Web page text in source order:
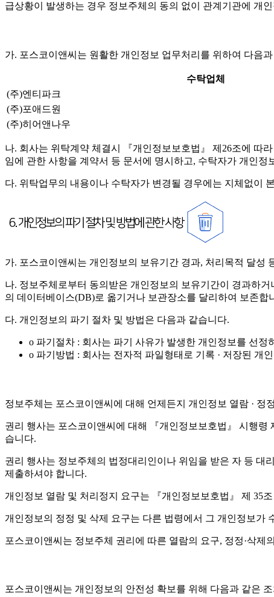
급상황이 발생하는 경우 정보주체의 동의 없이 관계기관에 개
가. 포스코이앤씨는 원활한 개인정보 업무처리를 위하여 다음
수탁업체
(주)엔티파크
(주)포애드원
(주)히어앤나우
나. 회사는 위탁계약 체결시 『개인정보보호법』 제26조에 따
임에 관한 사항을 계약서 등 문서에 명시하고, 수탁자가 개인
다. 위탁업무의 내용이나 수탁자가 변경될 경우에는 지체없이
가. 포스코이앤씨는 개인정보의 보유기간 경과, 처리목적 달성
나. 정보주체로부터 동의받은 개인정보의 보유기간이 경과하
의 데이터베이스(DB)로 옮기거나 보관장소를 달리하여 보존합
다. 개인정보의 파기 절차 및 방법은 다음과 같습니다.
o 파기절차 : 회사는 파기 사유가 발생한 개인정보를 선
o 파기방법 : 회사는 전자적 파일형태로 기록 · 저장된 개
정보주체는 포스코이앤씨에 대해 언제든지 개인정보 열람 · 정
권리 행사는 포스코이앤씨에 대해 『개인정보보호법』 시행
습니다.
권리 행사는 정보주체의 법정대리인이나 위임을 받은 자 등 대
제출하셔야 합니다.
개인정보 열람 및 처리정지 요구는 『개인정보보호법』 제 35
개인정보의 정정 및 삭제 요구는 다른 법령에서 그 개인정보가
포스코이앤씨는 정보주체 권리에 따른 열람의 요구, 정정·삭
포스코이앤씨는 개인정보의 안전성 확보를 위해 다음과 같은